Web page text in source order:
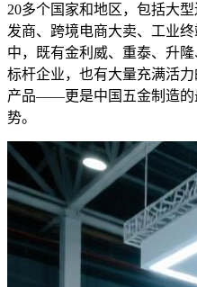
20多个国家和地区，包括大
发商、跨境电商大卖、工业
中，既有金利威、重泰、升
标杆企业，也有大量充满活
产品——更是中国五金制造的
势。